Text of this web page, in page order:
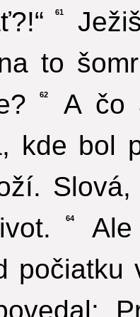
61
to
62
A čo
kde bol
64